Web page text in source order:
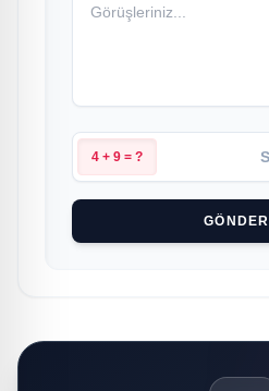
4 + 9 = ?
GÖNDER